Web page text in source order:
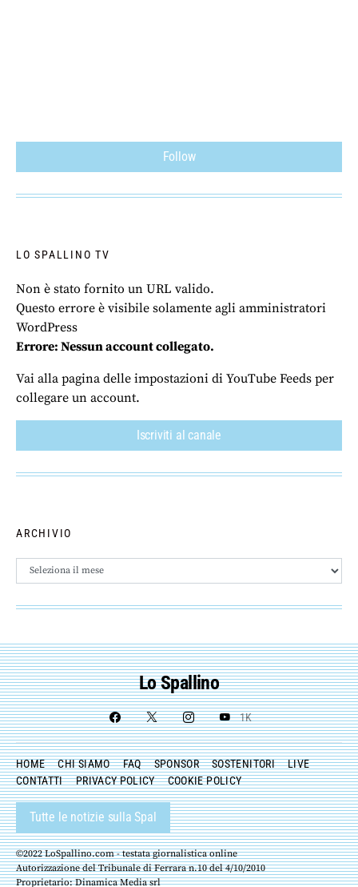
Follow
LO SPALLINO TV
Non è stato fornito un URL valido.
Questo errore è visibile solamente agli amministratori
WordPress
Errore: Nessun account collegato.
Vai alla pagina delle impostazioni di YouTube Feeds per
collegare un account.
Iscriviti al canale
ARCHIVIO
Archivio
Lo Spallino
1K
HOME CHI SIAMO FAQ SPONSOR SOSTENITORI
LIVE
CONTATTI
PRIVACY POLICY COOKIE POLICY
Tutte le notizie sulla Spal
©2022 LoSpallino.com - testata giornalistica online
Autorizzazione del Tribunale di Ferrara n.10 del 4/10/2010
Proprietario: Dinamica Media srl